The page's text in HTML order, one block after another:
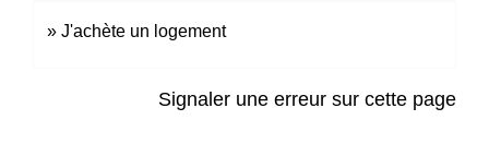
J'achète un logement
Signaler une erreur sur cette page